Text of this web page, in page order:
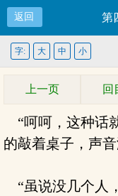
返回 第
字: 大 中 小
上一页 回
“呵呵，这种话
的敲着桌子，声音
“虽说没几个人